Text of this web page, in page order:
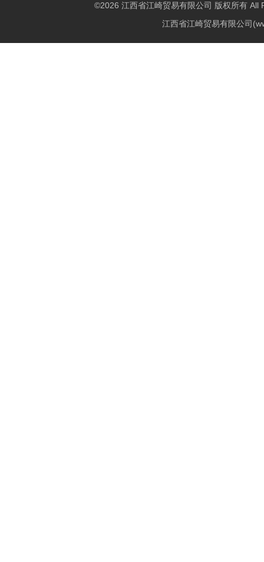
©2026 江西省江崎贸易有限公司 版权所有 All
江西省江崎贸易有限公司